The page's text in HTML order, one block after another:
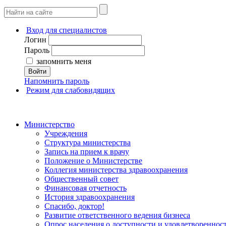
Вход для специалистов
Логин
Пароль
запомнить меня
Войти
Напомнить пароль
Режим для слабовидящих
Министерство
Учреждения
Структура министерства
Запись на прием к врачу
Положение о Министерстве
Коллегия министерства здравоохранения
Общественный совет
Финансовая отчетность
История здравоохранения
Спасибо, доктор!
Развитие ответственного ведения бизнеса
Опрос населения о доступности и